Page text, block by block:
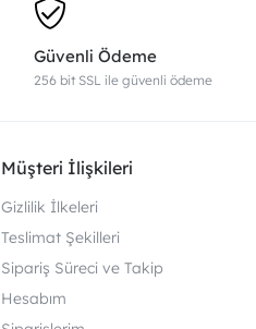
Güvenli Ödeme
256 bit SSL ile güvenli ödeme
Müşteri İlişkileri
Gizlilik İlkeleri
Teslimat Şekilleri
Sipariş Süreci ve Takip
Hesabım